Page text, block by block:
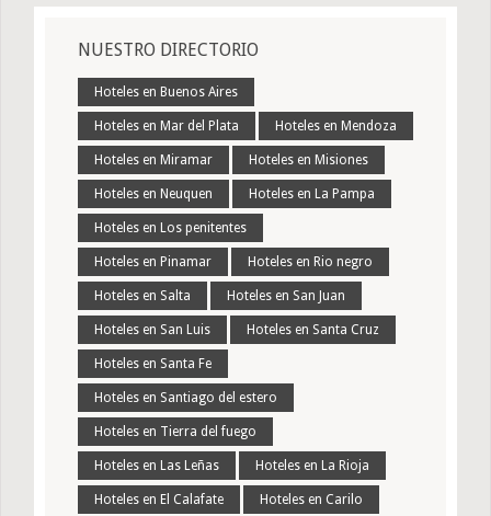
NUESTRO DIRECTORIO
Hoteles en Buenos Aires
Hoteles en Mar del Plata Hoteles en Mendoza
Hoteles en Miramar Hoteles en Misiones
Hoteles en Neuquen Hoteles en La Pampa
Hoteles en Los penitentes
Hoteles en Pinamar Hoteles en Rio negro
Hoteles en Salta Hoteles en San Juan
Hoteles en San Luis Hoteles en Santa Cruz
Hoteles en Santa Fe
Hoteles en Santiago del estero
Hoteles en Tierra del fuego
Hoteles en Las Leñas Hoteles en La Rioja
Hoteles en El Calafate Hoteles en Carilo